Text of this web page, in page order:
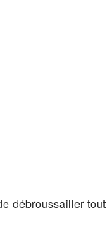
débroussailler tout